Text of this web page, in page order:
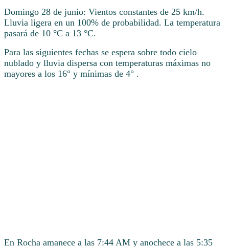
Domingo 28 de junio: Vientos constantes de 25 km/h.
Lluvia ligera en un 100% de probabilidad. La temperatura
pasará de 10 °C a 13 °C.
Para las siguientes fechas se espera sobre todo cielo
nublado y lluvia dispersa con temperaturas máximas no
mayores a los 16° y mínimas de 4° .
En Rocha amanece a las 7:44 AM y anochece a las 5:35